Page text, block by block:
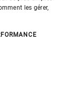
RUSSIAN
les gérer,